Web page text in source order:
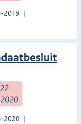
2019
2020